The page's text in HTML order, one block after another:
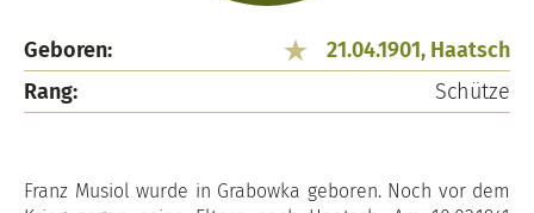
Geboren:
21.04.1901, Haatsch
Rang:
Schütze
Franz Musiol wurde in Grabowka geboren. Noch vor dem